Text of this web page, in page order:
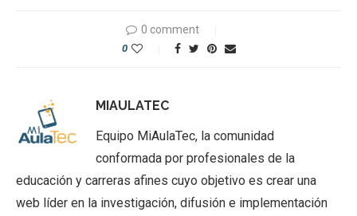
0 comment
0
MIAULATEC
Equipo MiAulaTec, la comunidad
conformada por profesionales de la
educación y carreras afines cuyo objetivo es crear una
web líder en la investigación, difusión e implementación